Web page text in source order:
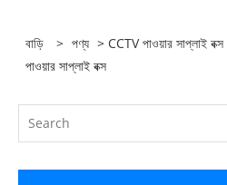
বাড়ি > পণ্য > CCTV পাওয়ার সাপ্লাই বক্স
পাওয়ার সাপ্লাই বক্স